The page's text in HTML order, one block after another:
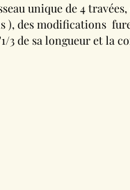
unique de 4
), des modifications
3 de sa longueur et la